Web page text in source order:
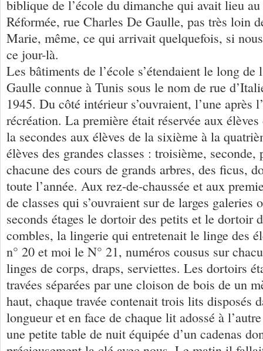
biblique de l’école du dimanche qui avait lieu
Réformée, rue Charles De Gaulle, pas très loin
Marie, même, ce qui arrivait quelquefois, si
ce jour-là.
Les bâtiments de l’école s’étendaient le long de
Gaulle connue à Tunis sous le nom de rue
1945. Du côté intérieur s’ouvraient, l’une après
récréation. La première était réservée aux
la secondes aux élèves de la sixième à la
élèves des grandes classes : troisième, seconde,
chacune des cours de grands arbres, des ficus,
toute l’année. Aux rez-de-chaussée et aux
de classes qui s’ouvraient sur de larges galeries
seconds étages le dortoir des petits et le dortoir
combles, la lingerie qui entretenait le linge des
n° 20 et moi le N° 21, numéros cousus sur
linges de corps, draps, serviettes. Les dortoirs
travées séparées par une cloison de bois de un
haut, chaque travée contenait trois lits disposés
longueur et en face de chaque lit adossé à
une petite table de nuit équipée d’un cadenas